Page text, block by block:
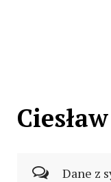
Ciesław
Dane z